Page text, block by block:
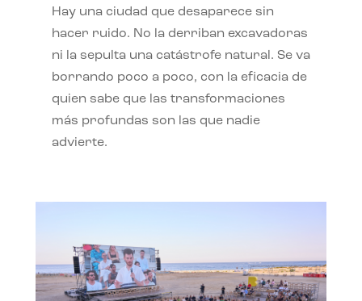
Hay una ciudad que desaparece sin
hacer ruido. No la derriban excavadoras
ni la sepulta una catástrofe natural. Se va
borrando poco a poco, con la eficacia de
quien sabe que las transformaciones
más profundas son las que nadie
advierte.